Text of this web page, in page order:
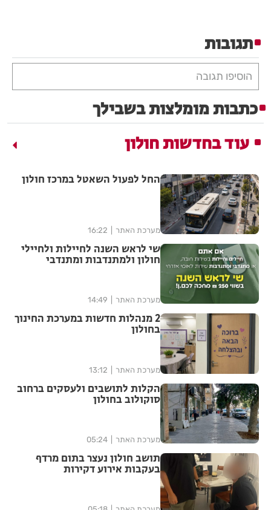
תגובות
הוסיפו תגובה
כתבות מומלצות בשבילך
עוד בחדשות חולון
החל לפעול השאטל במרכז חולון
מערכת האתר 16:22
שי לראש השנה לחיילות ולחיילי
חולון ולמתנדבות ומתנדבי
מערכת האתר 14:49
2 מנהלות חדשות במערכת החינוך
בחולון
מערכת האתר 13:12
הקלות לתושבים ולעסקים ברחוב
סוקולוב בחולון
מערכת האתר 05:24
תושב חולון נעצר בתום מרדף
בעקבות אירוע דקירות